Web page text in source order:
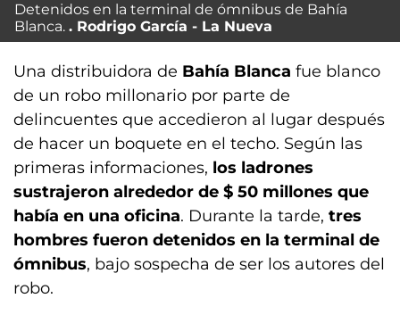
Detenidos en la terminal de ómnibus de Bahía
Blanca.
Rodrigo García - La Nueva
Una distribuidora de Bahía Blanca fue blanco
de un robo millonario por parte de
delincuentes que accedieron al lugar después
de hacer un boquete en el techo. Según las
primeras informaciones, los ladrones
sustrajeron alrededor de $ 50 millones que
había en una oficina. Durante la tarde, tres
hombres fueron detenidos en la terminal de
ómnibus, bajo sospecha de ser los autores del
robo.